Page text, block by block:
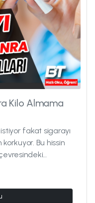
Kilo Almama
fakat sigarayı
Bu hissin